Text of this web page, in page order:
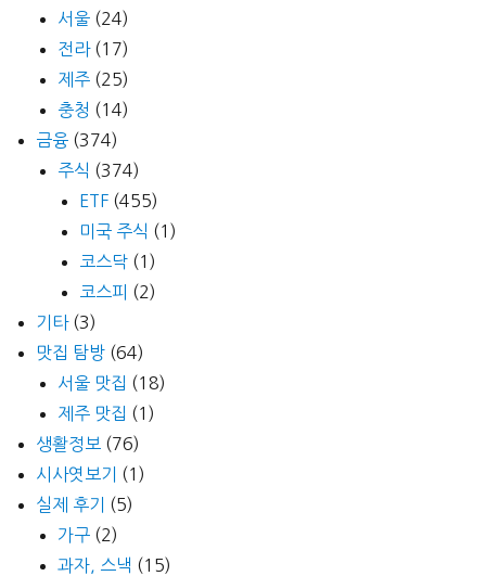
서울 (24)
전라(17)
제주 (25)
충청 (14)
금융 (374)
주식 (374)
ETF (455)
미국 주식 (1)
코스닥 (1)
코스피 (2)
기타(3)
맛집 탐방 (64)
서울 맛집 (18)
제주 맛집 (1)
생활정보 (76)
시사엿보기
(1)
실제 후기
(5)
가구 (2)
과자, 스낵 (15)